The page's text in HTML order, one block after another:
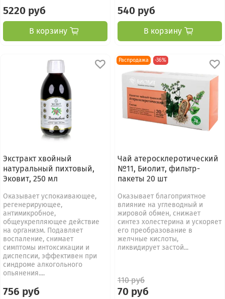
5220 руб
В корзину
540 руб
В корзину
Экстракт хвойный
натуральный пихтовый,
Эковит, 250 мл
Оказывает успокаивающее,
регенерирующее,
антимикробное,
общеукрепляющее действие
на организм. Подавляет
воспаление, снимает
симптомы интоксикации и
диспепсии, эффективен при
синдроме алкогольного
опьянения....
756 руб
Распродажа -36%
Чай атеросклеротический
№11, Биолит, фильтр-
пакеты 20 шт
Оказывает благоприятное
влияние на углеводный и
жировой об­мен, снижает
синтез холестерина и ускоряет
его преобразование в
желчные кислоты,
ликвидирует застой...
110 руб
70 руб